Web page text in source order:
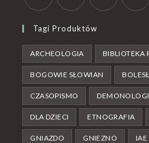
Tagi Produktów
ARCHEOLOGIA BIBLIOTEKA
BOGOWIE SŁOWIAN
CZASOPISMO
DLA DZIECI ETNOGRAFIA
GNIAZDO GNIEZNO IAE